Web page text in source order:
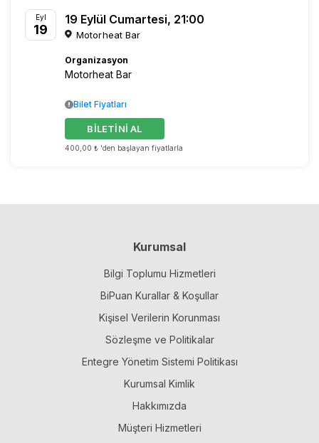
Eyl
19
19 Eylül Cumartesi, 21:00
Motorheat Bar
Organizasyon
Motorheat Bar
400,00 ₺ 'den başlayan fiyatlarla
BİLETİNİ AL
Bilet Fiyatları
Kurumsal
Bilgi Toplumu Hizmetleri
BiPuan Kurallar & Koşullar
Kişisel Verilerin Korunması
Sözleşme ve Politikalar
Entegre Yönetim Sistemi Politikası
Kurumsal Kimlik
Hakkımızda
Müşteri Hizmetleri